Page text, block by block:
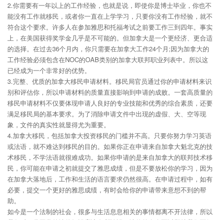
2.你需要有一年以上的工作经验，也就是说，即使你是博士毕业，你也不
能没有工作就移民，或者你一直在上学学习，只要你没有工作经验，就不
符合这个要求。许多人在参加雅思和托福考试之前要工作三到四年。事实
上，在美国获得奖学金几乎是不可能的。但加拿大是一个更经济、更合适
的选择。在过去36个月内，你只需要在加拿大工作24个月;因为加拿大的
工作经验必须包含在NOC的OAB类别的加拿大联邦职业列表中。所以这
已经成为一个非常好的优势。
3.完整、优质的加拿大移民申请材料。移民局官员通过你的申请材料来识
别和评估你，所以申请材料的质量直接影响到申请的成败。一套高质量的
移民申请材料不仅要体现申请人良好的专业技能和优秀的综合素质，还要
满足移民局的基本要求。为了消除申请文件中出现的虚假、大、空等现
象，文件的真实性就显得尤为重要。
4.加拿大移民，包括加拿大投资移民的门槛并不高。只要你努力学习英语
或法语，就不难达到移民的目的。如果你正在申请来自加拿大魁北克的技
术移民，不学法语就很难成功。如果你申请的是来自加拿大的联邦技术移
民，你可能在申请之初就提交了雅思成绩，但是不要放松你的学习，因为
在加拿大落地后，工作和生活的语言要求仍然很高。在申请过程中，如有
必要，提交一个更好的雅思成绩，有时会给你的申请带来意想不到的帮
助。
如今是一个法制的社会，很多与生活息息相关的事情都离不开法律，所以